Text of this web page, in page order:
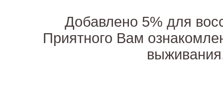
Добавлено 5% для
Приятного Вам